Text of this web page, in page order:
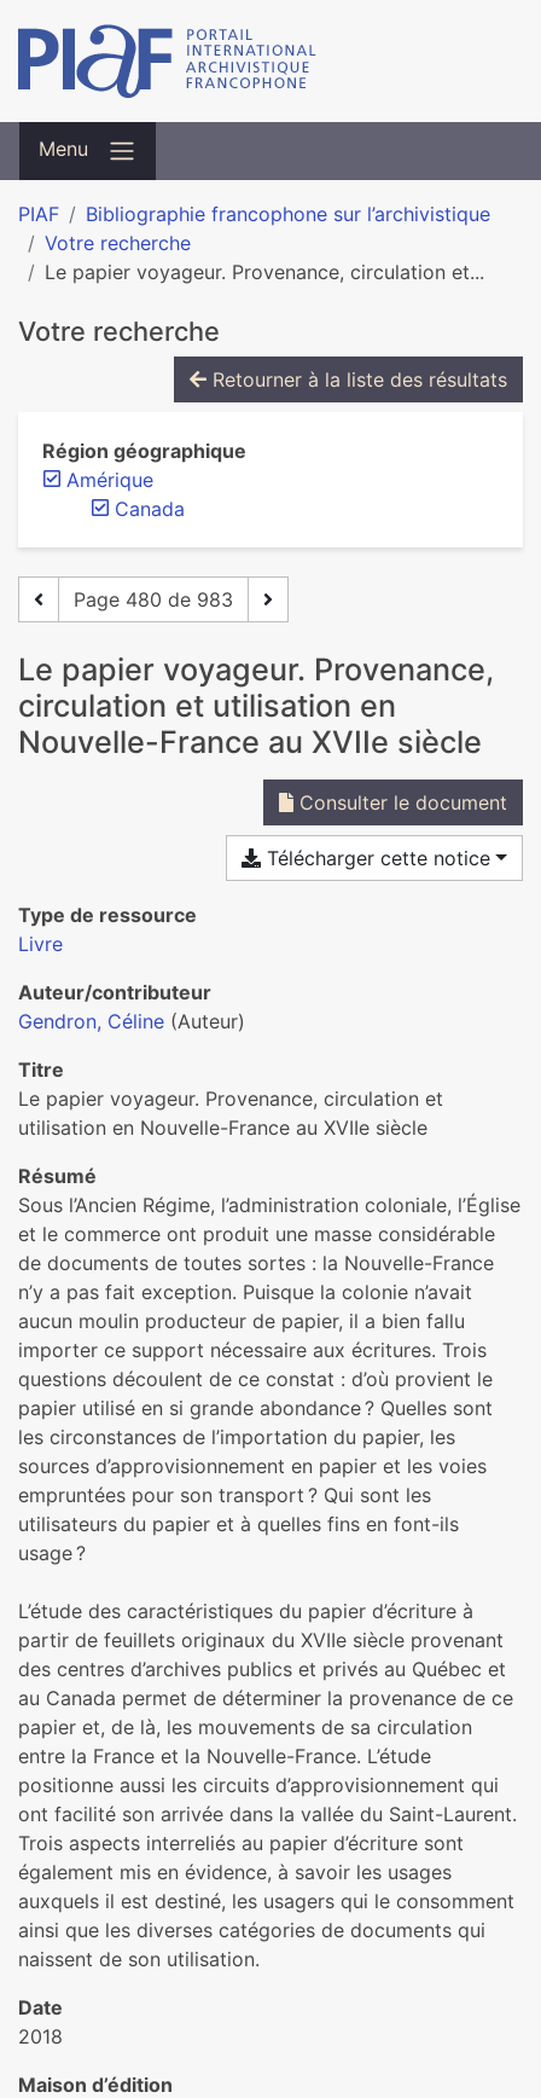
Menu
PIAF
Bibliographie francophone sur l’archivistique
Votre recherche
Le papier voyageur. Provenance, circulation et...
Votre recherche
Retourner à la liste des résultats
Région géographique
Amérique
Canada
Page 480 de 983
Le papier voyageur. Provenance,
circulation et utilisation en
Nouvelle-France au XVIIe siècle
Consulter le document
Télécharger cette notice
Type de ressource
Livre
Auteur/contributeur
Gendron, Céline (Auteur)
Titre
Le papier voyageur. Provenance, circulation et
utilisation en Nouvelle-France au XVIIe siècle
Résumé
Sous l’Ancien Régime, l’administration coloniale, l’Église
et le commerce ont produit une masse considérable
de documents de toutes sortes : la Nouvelle-France
n’y a pas fait exception. Puisque la colonie n’avait
aucun moulin producteur de papier, il a bien fallu
importer ce support nécessaire aux écritures. Trois
questions découlent de ce constat : d’où provient le
papier utilisé en si grande abondance ? Quelles sont
les circonstances de l’importation du papier, les
sources d’approvisionnement en papier et les voies
empruntées pour son transport ? Qui sont les
utilisateurs du papier et à quelles fins en font-ils
usage ?
L’étude des caractéristiques du papier d’écriture à
partir de feuillets originaux du XVIIe siècle provenant
des centres d’archives publics et privés au Québec et
au Canada permet de déterminer la provenance de ce
papier et, de là, les mouvements de sa circulation
entre la France et la Nouvelle-France. L’étude
positionne aussi les circuits d’approvisionnement qui
ont facilité son arrivée dans la vallée du Saint-Laurent.
Trois aspects interreliés au papier d’écriture sont
également mis en évidence, à savoir les usages
auxquels il est destiné, les usagers qui le consomment
ainsi que les diverses catégories de documents qui
naissent de son utilisation.
Date
2018
Maison d’édition